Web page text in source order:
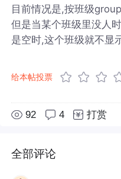
目前情况是,按班级
但是当某个班级里没人
是空时,这个班级就不显
给本帖投票
92 4 打赏
全部评论